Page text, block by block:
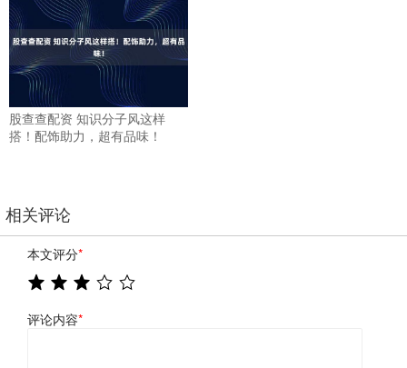
股查查配资 知识分子风这样
搭！配饰助力，超有品味！
相关评论
本文评分*
评论内容*